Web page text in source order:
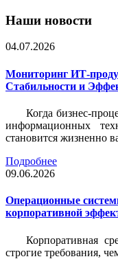
Наши новости
04.07.2026
Мониторинг ИТ-
Стабильности и
Когда бизнес-
информационных
становится жизненно
Подробнее
09.06.2026
Операционные
корпоративной
Корпоративная
строгие требования,